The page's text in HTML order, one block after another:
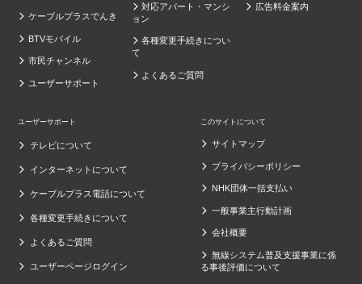
ケーブルプラスでんき
BTVモバイル
市民チャンネル
ユーザーサポート
対応アパート・マンシ
ョン
各種変更手続きについ
て
よくあるご質問
広告料金案内
ユーザーサポート
テレビについて
インターネットについて
ケーブルプラス電話について
各種変更手続きについて
よくあるご質問
ユーザーページログイン
このサイトについて
サイトマップ
プライバシーポリシー
NHK団体一括支払い
一般事業主行動計画
会社概要
無線システム普及支援事業に係
る事後評価について